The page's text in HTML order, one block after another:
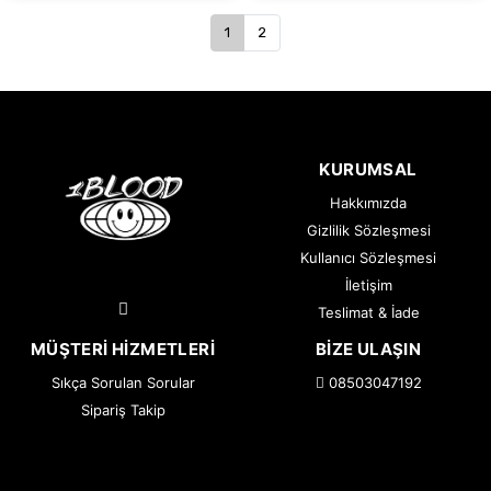
1 2
KURUMSAL
Hakkımızda
Gizlilik Sözleşmesi
Kullanıcı Sözleşmesi
İletişim
Teslimat & İade
MÜŞTERI HIZMETLERI
Sıkça Sorulan Sorular
Sipariş Takip
BIZE ULAŞIN
08503047192